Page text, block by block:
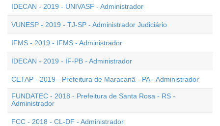
IDECAN - 2019 - UNIVASF - Administrador
VUNESP - 2019 - TJ-SP - Administrador Judiciário
IFMS - 2019 - IFMS - Administrador
IDECAN - 2019 - IF-PB - Administrador
CETAP - 2019 - Prefeitura de Maracanã - PA - Administrador
FUNDATEC - 2018 - Prefeitura de Santa Rosa - RS -
Administrador
FCC - 2018 - CL-DF - Administrador